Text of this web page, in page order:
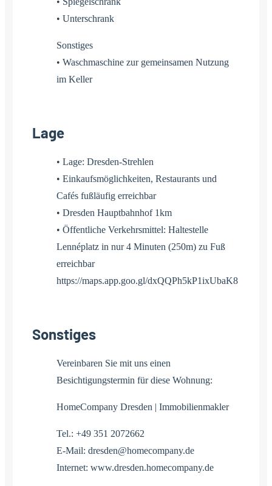
• Unterschrank
Sonstiges
• Waschmaschine zur gemeinsamen Nutzung
im Keller
Lage
• Lage: Dresden-Strehlen
• Einkaufsmöglichkeiten, Restaurants und
Cafés fußläufig erreichbar
• Dresden Hauptbahnhof 1km
• Öffentliche Verkehrsmittel: Haltestelle
Lennéplatz in nur 4 Minuten (250m) zu Fuß
erreichbar
https://maps.app.goo.gl/dxQQPh5kP1ixUbaK8
Sonstiges
Vereinbaren Sie mit uns einen
Besichtigungstermin für diese Wohnung:
HomeCompany Dresden | Immobilienmakler
Tel.: +49 351 2072662
E-Mail: dresden@homecompany.de
Internet: www.dresden.homecompany.de